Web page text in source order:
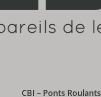
CBI – Ponts Roulants